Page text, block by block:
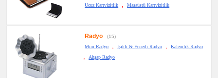
Ucuz Kartvizitlik , Masaüstü Kartvizitlik
Radyo
(15)
Mini Radyo
, Işıklı & Fenerli Radyo , Kalemlik Radyo
, Ahşap Radyo